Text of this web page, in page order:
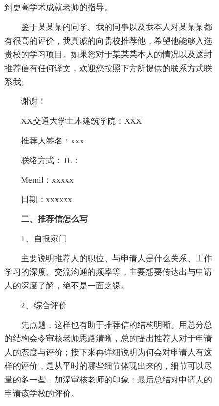
到更高学术成就老师的指导。
鉴于某某某的同学、我的同事以及我本人对某某某都
有很高的评价，我真诚的向贵校推荐他，希望他能够入选
贵校的学习项目。如果您对于某某某本人的情况以及这封
推荐信有任何译文，欢迎您按照下方所提供的联系方式联
系我。
谢谢！
XX交通大学土木建筑学院：XXX
推荐人签名：xxx
联络方式：TL：
Memil：xxxxx
日期：xxxxxx
二、推荐信怎么写
1、自报家门
主要说明推荐人的职位、与申请人是什么关系、工作
学习的深度、交流沟通的频率等，主要想要传达出与申请
人的深度了解，绝不是一面之缘。
2、综合评价
先点题，这样也有助于推荐信的结构明晰。用总分总
的结构会令审核老师思路清晰，总的提出推荐人对于申请
人的态度与评价；接下来再详细说明为何会对申请人有这
样的评价，是从平时的哪些细节体现出来的，细节可以尽
量的多一些，加深审核老师的印象；最后总结对申请人的
申请该学校的评价。